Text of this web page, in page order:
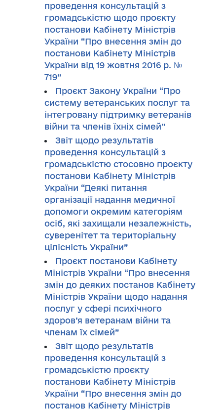
проведення консультацій з
громадськістю щодо проєкту
постанови Кабінету Міністрів
України “Про внесення змін до
постанови Кабінету Міністрів
України від 19 жовтня 2016 р. №
719”
Проєкт Закону України “Про
систему ветеранських послуг та
інтегровану підтримку ветеранів
війни та членів їхніх сімей”
Звіт щодо результатів
проведення консультацій з
громадськістю стосовно проєкту
постанови Кабінету Міністрів
України “Деякі питання
організації надання медичної
допомоги окремим категоріям
осіб, які захищали незалежність,
суверенітет та територіальну
цілісність України”
Проєкт постанови Кабінету
Міністрів України “Про внесення
змін до деяких постанов Кабінету
Міністрів України щодо надання
послуг у сфері психічного
здоров’я ветеранам війни та
членам їх сімей”
Звіт щодо результатів
проведення консультацій з
громадськістю проєкту
постанови Кабінету Міністрів
України “Про внесення змін до
постанов Кабінету Міністрів